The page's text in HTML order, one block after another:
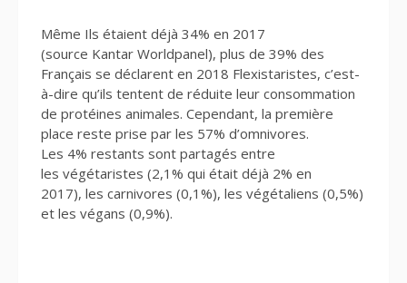
Même Ils étaient déjà 34% en 2017
(source Kantar Worldpanel), plus de 39% des
Français se déclarent en 2018 Flexistaristes, c’est-
à-dire qu’ils tentent de réduite leur consommation
de protéines animales. Cependant, la première
place reste prise par les 57% d’omnivores.
Les 4% restants sont partagés entre
les végétaristes (2,1% qui était déjà 2% en
2017), les carnivores (0,1%), les végétaliens (0,5%)
et les végans (0,9%).